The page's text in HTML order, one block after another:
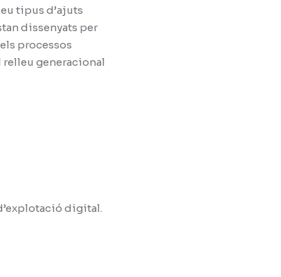
tipus d’ajuts
dissenyats per
processos
generacional
digital.